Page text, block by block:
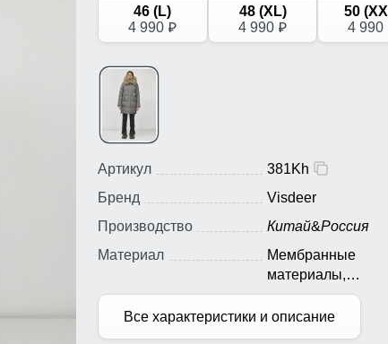
46 (L)
4 990 p
48 (XL)
4 990 p
50
4 990
Артикул
381Kh
Бренд
Visdeer
Производство
Китай&Россия
Материал
Мембранные
материалы,
Натуральные
материалы,
Плащевка,
Все характеристики и описание